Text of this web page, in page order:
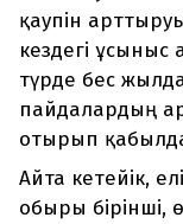
қаупін
кездегі
түрде бес
пайдалардың
отырып
Айта кетейік,
обыры бірінші,